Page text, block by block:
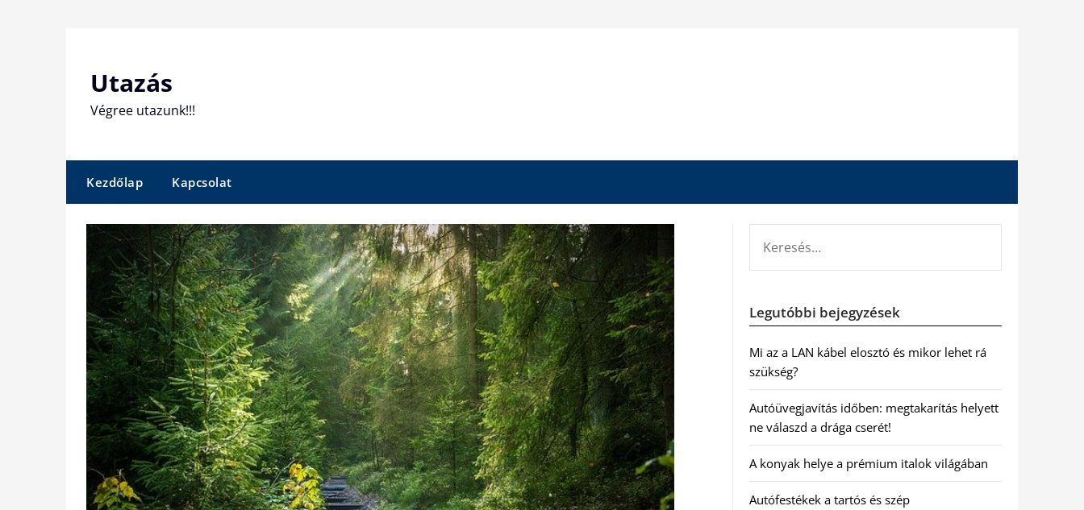
Utazás
Végree utazunk!!!
Kezdőlap Kapcsolat
Legutóbbi bejegyzések
Mi az a LAN kábel elosztó és mikor lehet rá
szükség?
Autóüvegjavítás időben: megtakarítás helyett
ne válaszd a drága cserét!
A konyak helye a prémium italok világában
Autófestékek a tartós és szép